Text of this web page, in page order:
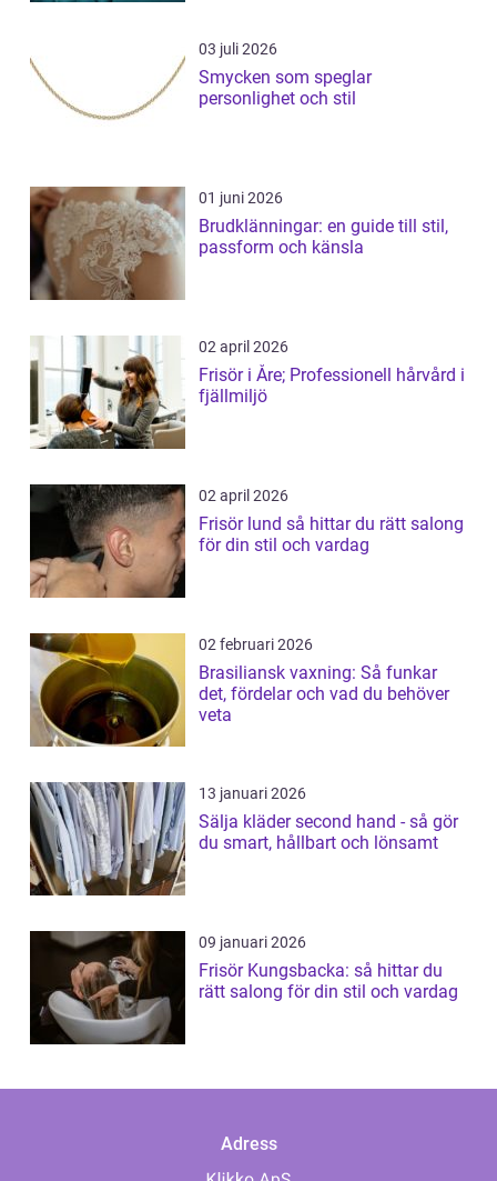
03 juli 2026
Smycken som speglar
personlighet och stil
01 juni 2026
Brudklänningar: en guide till stil,
passform och känsla
02 april 2026
Frisör i Åre; Professionell hårvård i
fjällmiljö
02 april 2026
Frisör lund så hittar du rätt salong
för din stil och vardag
02 februari 2026
Brasiliansk vaxning: Så funkar
det, fördelar och vad du behöver
veta
13 januari 2026
Sälja kläder second hand - så gör
du smart, hållbart och lönsamt
09 januari 2026
Frisör Kungsbacka: så hittar du
rätt salong för din stil och vardag
Adress